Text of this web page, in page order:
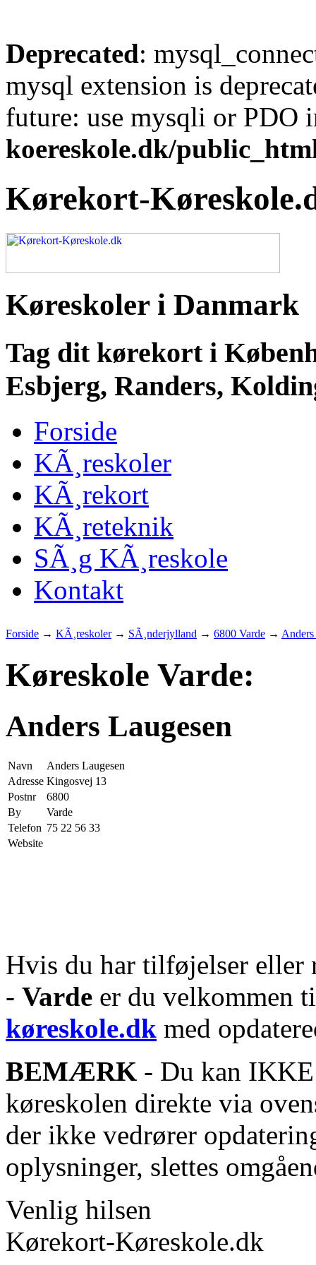
Deprecated:
mysql extension is
future: use mysqli or PDO
koereskole.dk/
Kørekort-
Køreskoler i Danmark
Tag dit kørekort i
Esbjerg, Randers,
Forside
KÃ¸reskoler
KÃ¸rekort
KÃ¸reteknik
SÃ¸g KÃ¸reskole
Kontakt
Forside → KÃ¸reskoler→ SÃ¸nderjylland → 6800 Varde → Anders
Køreskole Varde:
Anders Laugesen
Navn
Anders Laugesen
Adresse Kingosvej 13
Postnr
6800
By
Varde
Telefon 75 22 56 33
Website
Hvis du har tilføjelser eller
- Varde er du velkommen
køreskole.dk med
BEMÆRK - Du kan IKKE
køreskolen direkte via
der ikke vedrører
oplysninger, slettes
Venlig hilsen
Kørekort-Køreskole.dk